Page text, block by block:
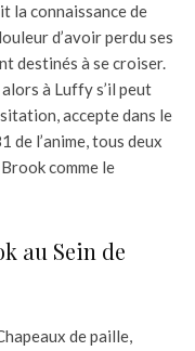
la connaissance de
d’avoir perdu ses
destinés à se croiser.
alors à Luffy s’il peut
accepte dans le
de l’anime, tous deux
comme le
au Sein de
de paille,